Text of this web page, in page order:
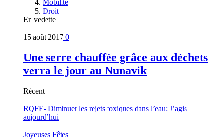
Mobilité
Droit
En vedette
15 août 2017 0
Une serre chauffée grâce aux déchets
verra le jour au Nunavik
Récent
RQFE- Diminuer les rejets toxiques dans l’eau: J’agis
aujourd’hui
Joyeuses Fêtes